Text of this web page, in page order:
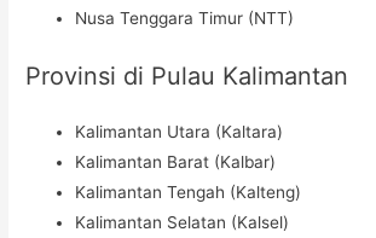
Nusa Tenggara Timur (NTT)
Provinsi di Pulau Kalimantan
Kalimantan Utara (Kaltara)
Kalimantan Barat (Kalbar)
Kalimantan Tengah (Kalteng)
Kalimantan Selatan (Kalsel)